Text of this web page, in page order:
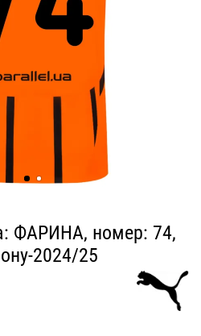
ФАРИНА, номер: 74,
2024/25